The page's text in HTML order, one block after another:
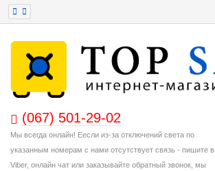
(067) 501-29-02
Мы всегда онлайн! Еесли из-за отключений света по
указанным номерам с нами отсутствует связь - пишите в
Viber, онлайн чат или заказывайте обратный звонок, мы